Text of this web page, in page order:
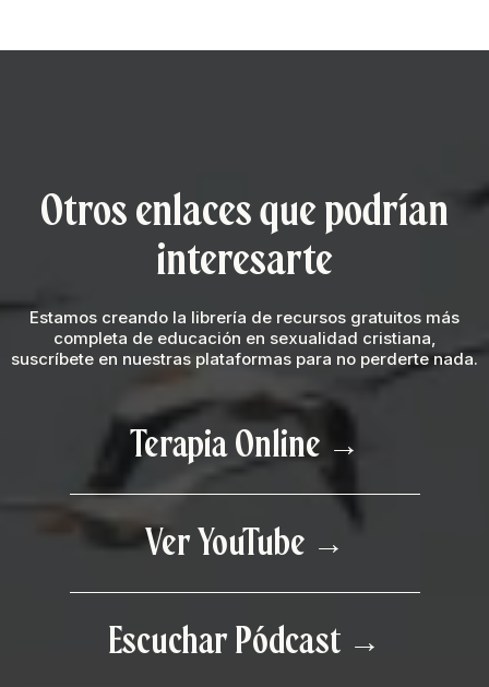
Otros enlaces que podrían
interesarte
Estamos creando la librería de recursos gratuitos más
completa de educación en sexualidad cristiana,
suscríbete en nuestras plataformas para no perderte nada.
Terapia Online →
Ver YouTube →
Escuchar Pódcast →